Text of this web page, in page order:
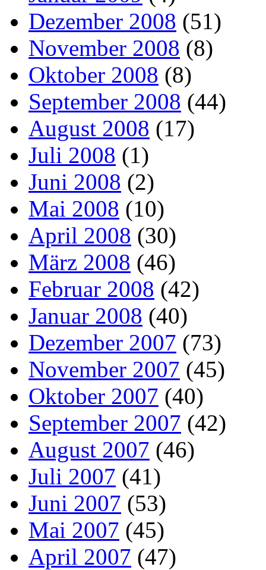
Dezember 2008 (51)
November 2008 (8)
Oktober 2008 (8)
September 2008 (44)
August 2008 (17)
Juli 2008 (1)
Juni 2008 (2)
Mai 2008 (10)
April 2008 (30)
März 2008 (46)
Februar 2008 (42)
Januar 2008 (40)
Dezember 2007 (73)
November 2007 (45)
Oktober 2007 (40)
September 2007 (42)
August 2007 (46)
Juli 2007 (41)
Juni 2007 (53)
Mai 2007 (45)
April 2007 (47)